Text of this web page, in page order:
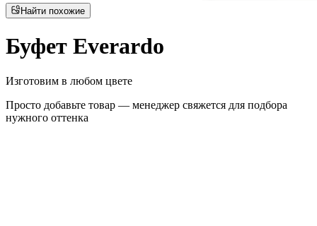
Найти похожие
Буфет Everardo
Изготовим в любом цвете
Просто добавьте товар — менеджер свяжется для подбора
нужного оттенка